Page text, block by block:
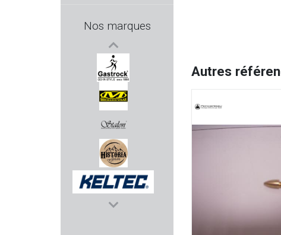
Nos marques
MFS AMMUNITION
GASTROCK
MECHANIX WEAR
STALON
HISTORIA LOISIRS
KELTEC
Autres